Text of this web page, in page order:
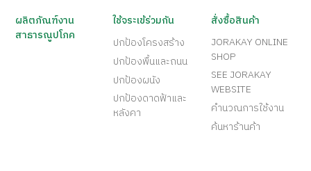
ผลิตภัณฑ์งาน
สาธารณูปโภค
ใช้จระเข้ร่วมกัน
ปกป้องโครงสร้าง
ปกป้องพื้นและถนน
ปกป้องผนัง
ปกป้องดาดฟ้าและ
หลังคา
สั่งซื้อสินค้า
JORAKAY ONLINE
SHOP
SEE JORAKAY
WEBSITE
คำนวณการใช้งาน
ค้นหาร้านค้า